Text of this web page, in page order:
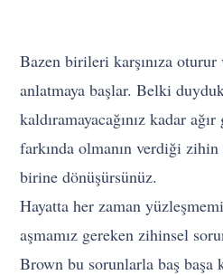
Bazen birileri karşınıza oturur
anlatmaya başlar. Belki
kaldıramayacağınız kadar
farkında olmanın verdiği zihin
birine dönüşürsünüz.
Hayatta her zaman
aşmamız gereken zihinsel
Brown bu sorunlarla baş başa